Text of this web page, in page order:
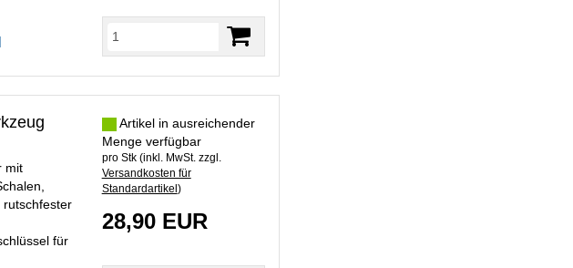
mit
rutschfester
für
Artikel in ausreichender
Menge verfügbar
pro Stk (inkl. MwSt. zzgl.
Versandkosten für
Standardartikel )
28,90 EUR